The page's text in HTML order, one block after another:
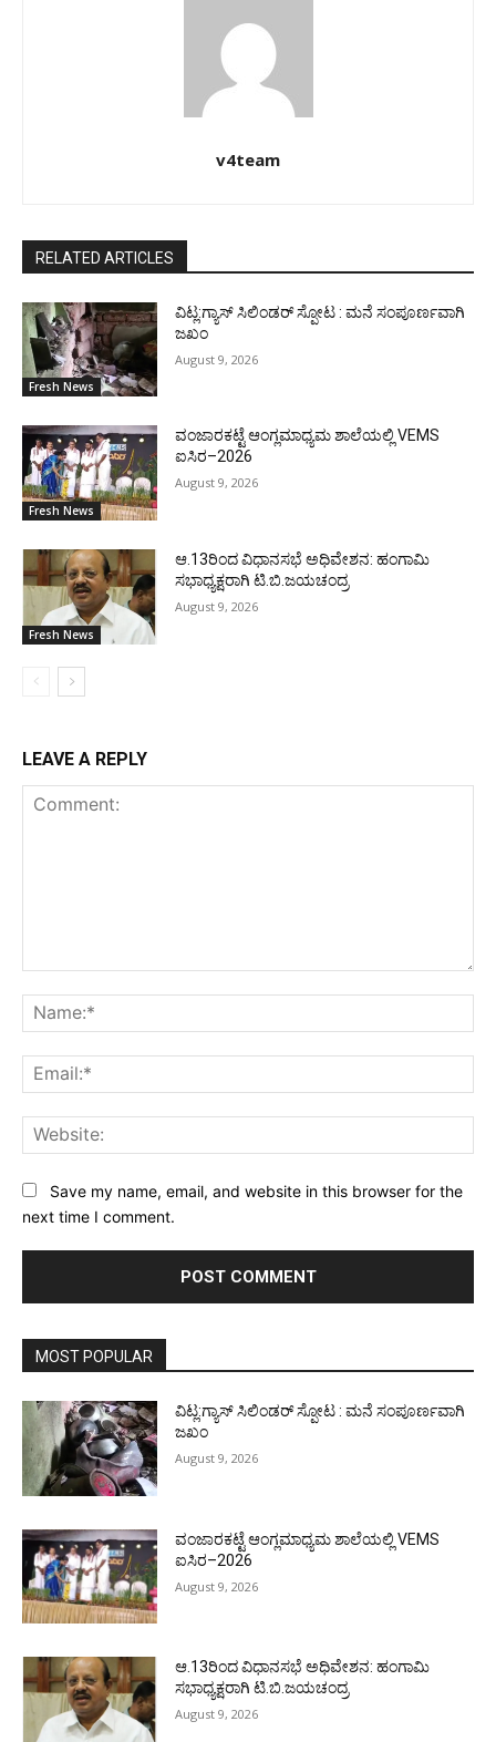
v4team
RELATED ARTICLES
Fresh News
ವಿಟ್ಲ:ಗ್ಯಾಸ್ ಸಿಲಿಂಡರ್ ಸ್ಪೋಟ : ಮನೆ ಸಂಪೂರ್ಣವಾಗಿ
ಜಖಂ
August 9, 2026
Fresh News
ವಂಜಾರಕಟ್ಟೆ ಆಂಗ್ಲಮಾಧ್ಯಮ ಶಾಲೆಯಲ್ಲಿ VEMS
ಐಸಿರ–2026
August 9, 2026
Fresh News
ಆ.13ರಿಂದ ವಿಧಾನಸಭೆ ಅಧಿವೇಶನ: ಹಂಗಾಮಿ
ಸಭಾಧ್ಯಕ್ಷರಾಗಿ ಟಿ.ಬಿ.ಜಯಚಂದ್ರ
August 9, 2026
LEAVE A REPLY
Save my name, email, and website in this browser for the
next time I comment.
MOST POPULAR
ವಿಟ್ಲ:ಗ್ಯಾಸ್ ಸಿಲಿಂಡರ್ ಸ್ಪೋಟ : ಮನೆ ಸಂಪೂರ್ಣವಾಗಿ
ಜಖಂ
August 9, 2026
ವಂಜಾರಕಟ್ಟೆ ಆಂಗ್ಲಮಾಧ್ಯಮ ಶಾಲೆಯಲ್ಲಿ VEMS
ಐಸಿರ–2026
August 9, 2026
ಆ.13ರಿಂದ ವಿಧಾನಸಭೆ ಅಧಿವೇಶನ: ಹಂಗಾಮಿ
ಸಭಾಧ್ಯಕ್ಷರಾಗಿ ಟಿ.ಬಿ.ಜಯಚಂದ್ರ
August 9, 2026